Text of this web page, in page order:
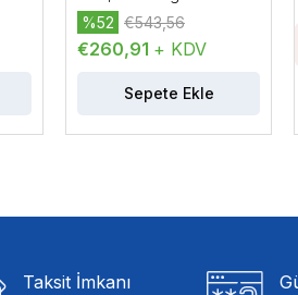
Çıkışı
€260,91 + KDV
%52 €543,56
Sepete Ekle
Taksit İmkanı